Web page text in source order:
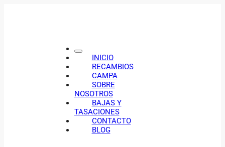
INICIO
RECAMBIOS
CAMPA
SOBRE
NOSOTROS
BAJAS Y
TASACIONES
CONTACTO
BLOG